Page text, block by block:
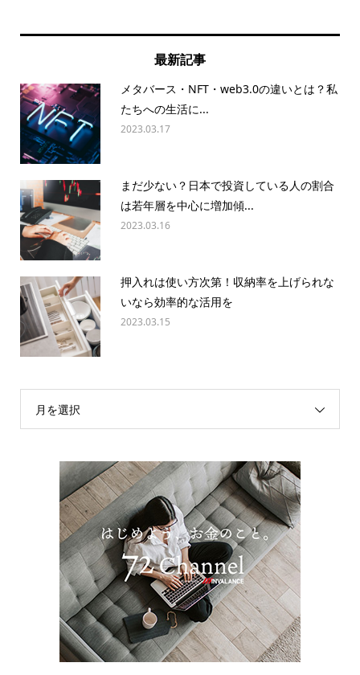
最新記事
メタバース・NFT・web3.0の違いとは？私
たちへの生活に...
2023.03.17
まだ少ない？日本で投資している人の割合
は若年層を中心に増加傾...
2023.03.16
押入れは使い方次第！収納率を上げられな
いなら効率的な活用を
2023.03.15
月を選択